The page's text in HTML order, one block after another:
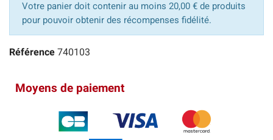
Votre panier doit contenir au moins 20,00 € de produits
pour pouvoir obtenir des récompenses fidélité.
Référence 740103
Moyens de paiement